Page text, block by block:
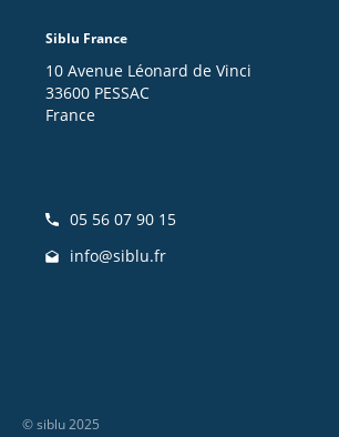
Siblu France
10 Avenue Léonard de Vinci
33600 PESSAC
France
05 56 07 90 15
info@siblu.fr
© siblu 2025